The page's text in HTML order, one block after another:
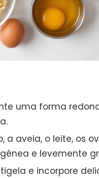
uma forma
a aveia, o leite, os
e levemente
e incorpore